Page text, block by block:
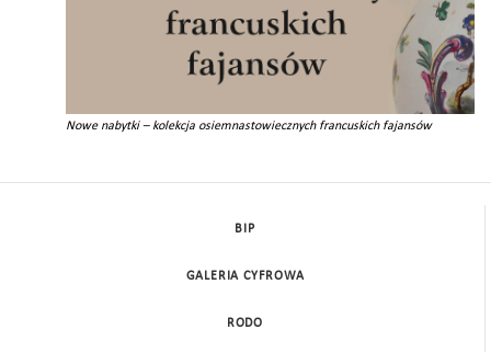
Nowe nabytki – kolekcja osiemnastowiecznych francuskich fajansów
BIP
GALERIA CYFROWA
RODO